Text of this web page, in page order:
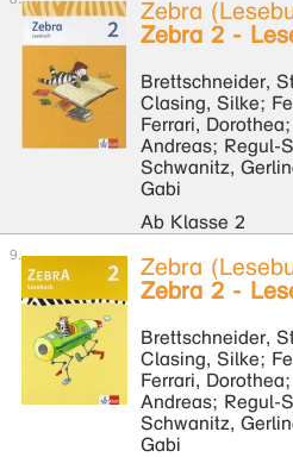
Zebra
Zebra 2 -
Brettschneider,
Clasing, Silke;
Ferrari,
Andreas; Regul-
Schwanitz,
Gabi
Ab Klasse 2
Zebra
Zebra 2 -
Brettschneider,
Clasing, Silke;
Ferrari,
Andreas; Regul-
Schwanitz,
Gabi